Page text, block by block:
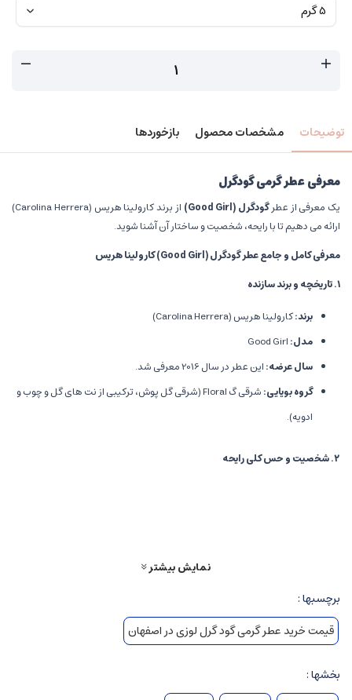
توضیحات مشخصات محصول بازخوردها
معرفی عطر گرمی گودگرل
یک معرفی از عطرگودگرل(Good Girl)
از برند کارولینا هریس (Carolina Herrera)
ارائه می دهیم تا با رایحه، شخصیت و ساختار آن آشنا شوید.
معرفی کامل و جامع عطر گودگرل(Good Girl)
کارولینا هریس
۱.تاریخچه و برند سازنده
برند:کارولینا هریس (Carolina Herrera)
مدل:
سال عرضه:این عطر در سال 2016 معرفی شد.
گروه بویایی:
شرقی گ Floral (شرقی گل پوش، ترکیبی از نت های گل و چوب و
ادویه).
۲.شخصیت و حس کلی رایحه
حس و حال
لطافت را در فرد تقویت می کند و برای موقعیت های شبانه و رسمی بسیار
مناسب است.
۳.نت های رایحه و ساختار آن
نمایش بیشتر
برچسبها :
قیمت خرید عطر گرمی گود گرل لوزی در اصفهان
بخشها :